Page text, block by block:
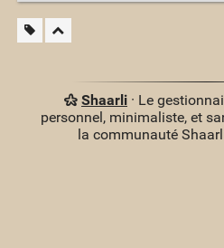
Shaarli· Le
personnel, minimaliste, et
la communauté